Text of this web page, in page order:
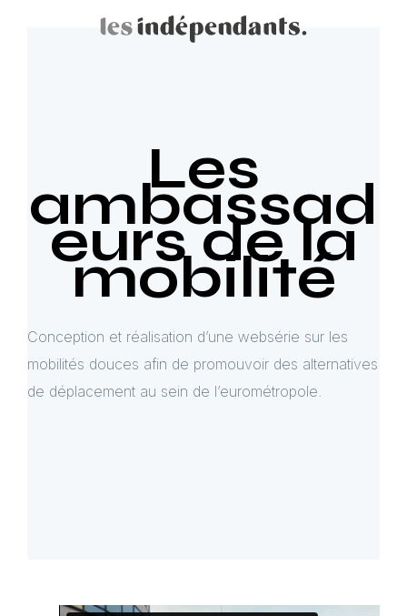
Les
ambassad
eurs de la
mobilité
Conception et réalisation d’une websérie sur les
mobilités douces afin de promouvoir des alternatives
de déplacement au sein de l’eurométropole.